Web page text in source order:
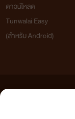
ดาวน์โหลด
Tunwalai Easy
(สำหรับ Android)
เว็บไซต์แห่งนี้ไม่ได้เห็นด้วยและ
วิจารณญาณในการกลั่นกรองด้ว